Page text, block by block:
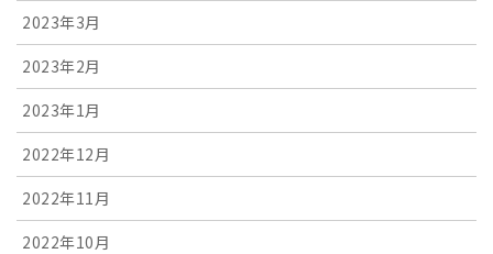
2023年3月
2023年2月
2023年1月
2022年12月
2022年11月
2022年10月